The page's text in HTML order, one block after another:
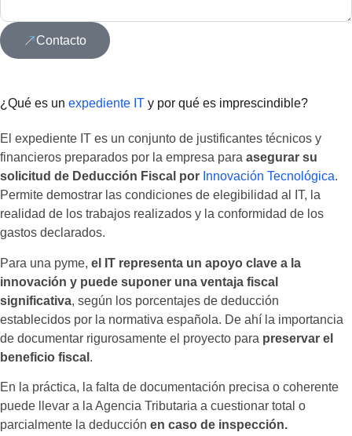
Contacto
¿Qué es un expediente IT y por qué es imprescindible?
El expediente IT es un conjunto de justificantes técnicos y
financieros preparados por la empresa para asegurar su
solicitud de Deducción Fiscal por Innovación Tecnológica.
Permite demostrar las condiciones de elegibilidad al IT, la
realidad de los trabajos realizados y la conformidad de los
gastos declarados.
Para una pyme, el IT representa un apoyo clave a la
innovación y puede suponer una ventaja fiscal
significativa, según los porcentajes de deducción
establecidos por la normativa española. De ahí la importancia
de documentar rigurosamente el proyecto para preservar el
beneficio fiscal .
En la práctica, la falta de documentación precisa o coherente
puede llevar a la Agencia Tributaria a cuestionar total o
parcialmente la deducción en caso de inspección.